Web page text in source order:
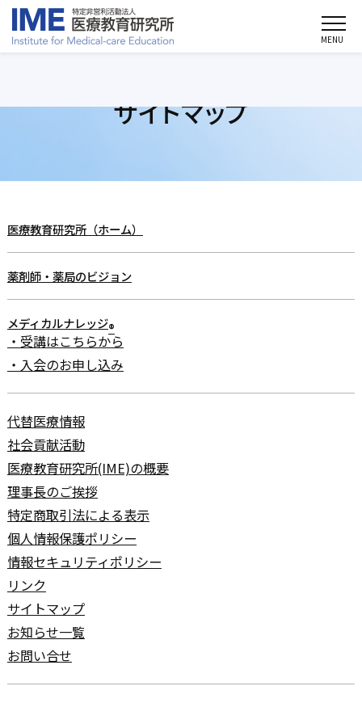
MENU
サイトマップ
医療教育研究所（ホーム）
薬剤師・薬局のビジョン
メディカルナレッジ®
・受講はこちらから
・入会のお申し込み
代替医療情報
社会貢献活動
医療教育研究所(IME)の概要
理事長のご挨拶
特定商取引法による表示
個人情報保護ポリシー
情報セキュリティポリシー
リンク
サイトマップ
お知らせ一覧
お問い合せ